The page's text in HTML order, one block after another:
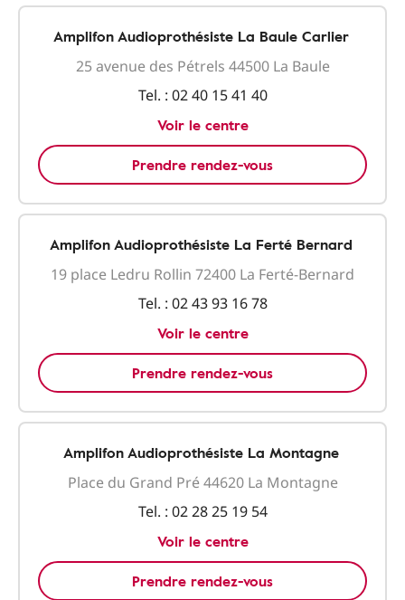
Amplifon Audioprothésiste La Baule Carlier
25 avenue des Pétrels 44500 La Baule
Tel. : 02 40 15 41 40
Voir le centre
Prendre rendez-vous
Amplifon Audioprothésiste La Ferté Bernard
19 place Ledru Rollin 72400 La Ferté-Bernard
Tel. : 02 43 93 16 78
Voir le centre
Prendre rendez-vous
Amplifon Audioprothésiste La Montagne
Place du Grand Pré 44620 La Montagne
Tel. : 02 28 25 19 54
Voir le centre
Prendre rendez-vous